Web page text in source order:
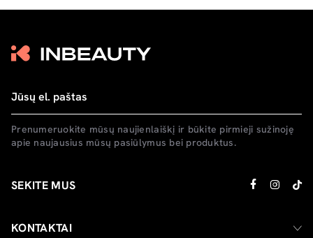
Prenumeruokite mūsų naujienlaiškį ir būkite pirmieji sužinoję
apie naujausius mūsų pasiūlymus bei produktus.
SEKITE MUS
KONTAKTAI